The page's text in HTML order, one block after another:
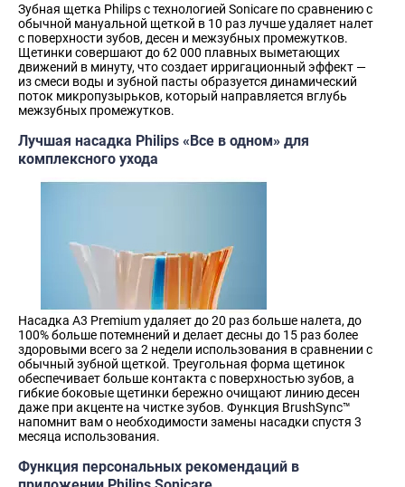
Зубная щетка Philips с технологией Sonicare по сравнению с
обычной мануальной щеткой в 10 раз лучше удаляет налет
с поверхности зубов, десен и межзубных промежутков.
Щетинки совершают до 62 000 плавных выметающих
движений в минуту, что создает ирригационный эффект —
из смеси воды и зубной пасты образуется динамический
поток микропузырьков, который направляется вглубь
межзубных промежутков.
Лучшая насадка Philips «Все в одном» для
комплексного ухода
Насадка A3 Premium удаляет до 20 раз больше налета, до
100% больше потемнений и делает десны до 15 раз более
здоровыми всего за 2 недели использования в сравнении с
обычный зубной щеткой. Треугольная форма щетинок
обеспечивает больше контакта с поверхностью зубов, а
гибкие боковые щетинки бережно очищают линию десен
даже при акценте на чистке зубов. Функция BrushSync™
напомнит вам о необходимости замены насадки спустя 3
месяца использования.
Функция персональных рекомендаций в